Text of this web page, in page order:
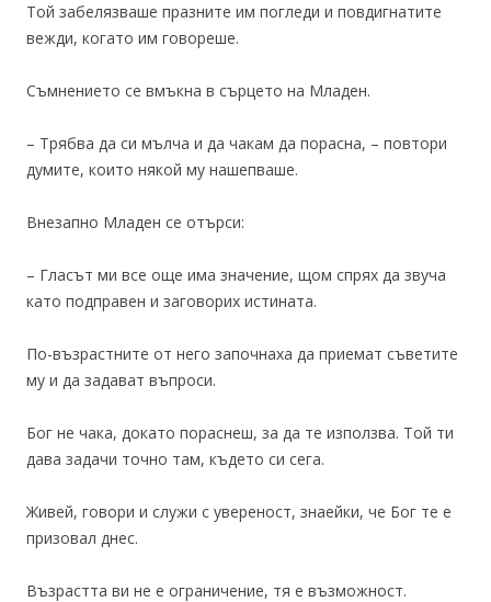
Той забелязваше празните им погледи и повдигнатите
вежди, когато им говореше.
Съмнението се вмъкна в сърцето на Младен.
– Трябва да си мълча и да чакам да порасна, – повтори
думите, които някой му нашепваше.
Внезапно Младен се отърси:
– Гласът ми все още има значение, щом спрях да звуча
като подправен и заговорих истината.
По-възрастните от него започнаха да приемат съветите
му и да задават въпроси.
Бог не чака, докато пораснеш, за да те използва. Той ти
дава задачи точно там, където си сега.
Живей, говори и служи с увереност, знаейки, че Бог те е
призовал днес.
Възрастта ви не е ограничение, тя е възможност.